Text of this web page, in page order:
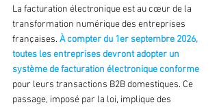
La facturation électronique est au cœur de la
transformation numérique des entreprises
françaises. À compter du 1er septembre 2026,
toutes les entreprises devront adopter un
système de facturation électronique conforme
pour leurs transactions B2B domestiques. Ce
passage, imposé par la loi, implique des